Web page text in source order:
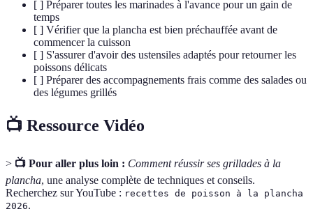
[ ] Préparer toutes les marinades à l'avance pour un gain de
temps
[ ] Vérifier que la plancha est bien préchauffée avant de
commencer la cuisson
[ ] S'assurer d'avoir des ustensiles adaptés pour retourner les
poissons délicats
[ ] Préparer des accompagnements frais comme des salades ou
des légumes grillés
📺 Ressource Vidéo
> 📺 Pour aller plus loin : Comment réussir ses grillades à la
plancha, une analyse complète de techniques et conseils.
Recherchez sur YouTube : recettes de poisson à la plancha
2026.